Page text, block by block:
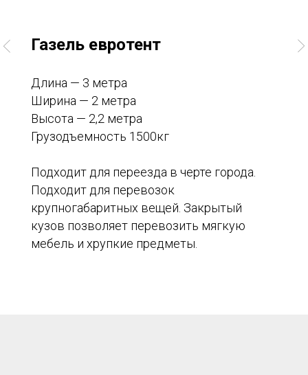
Газель евротент
Длина — 3 метра
Ширина — 2 метра
Высота — 2,2 метра
Грузодъемность 1500кг
Подходит для переезда в черте города.
Подходит для перевозок
крупногабаритных вещей. Закрытый
кузов позволяет перевозить мягкую
мебель и хрупкие предметы.